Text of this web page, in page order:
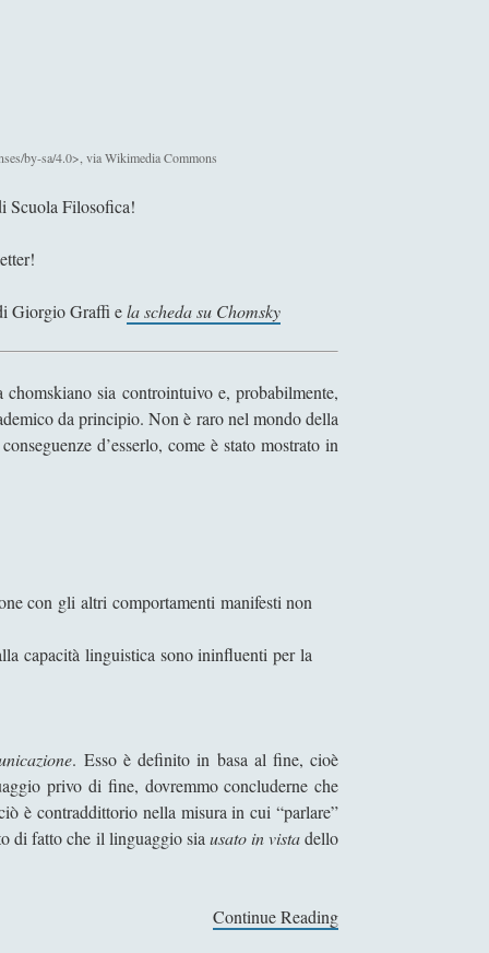
by-sa/4.0>, via Wikimedia Commons
Scuola Filosofica!
Giorgio Graffi ela scheda su Chomsky
sia controintuivo e, probabilmente,
da principio. Non è raro nel mondo della
d’esserlo, come è stato mostrato in
con gli altri comportamenti manifesti non
capacità linguistica sono ininfluenti per la
. Esso è definito in basa al fine, cioè
privo di fine, dovremmo concluderne che
è contraddittorio nella misura in cui “parlare”
di fatto che il linguaggio sia usato in vistadello
Continue Reading